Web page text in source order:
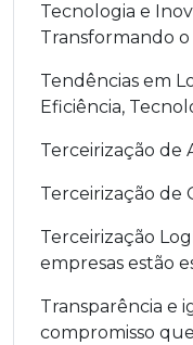
Tecnologia e
Transformando
Tendências em
Eficiência,
Terceirização de
Terceirização de
Terceirização
empresas estão
Transparência e
compromisso